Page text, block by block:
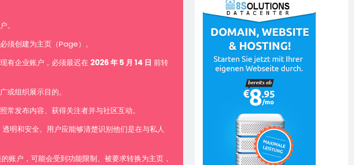
。
须创建为主页（Page）。
有企业账户，必须最迟在 2026 年 5 月 14 日 前转
或组织展示目的。
常发布内容、获得关注者并与社区互动。
明和安全。用户应能够清楚识别他们是在与私人
账户，可能会受到功能限制、被要求转换为主页，